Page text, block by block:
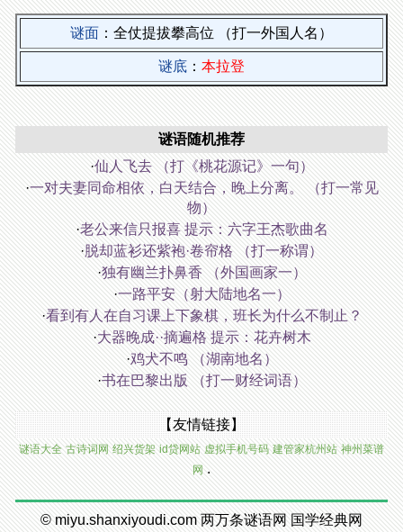
谜面 ：全仗提拔攀高位 （打一外国人名）
谜底 ： 本拉登
谜语随机推荐
·仙人飞去 （打《桃花源记》一句）
·一对夫妻同命相依，白天结合，晚上分离。 （打一常见
物）
·老公来信只报喜 提示：六字王杰歌曲名
·脱却蓝衫还紫袍·卷帘格 （打一称谓）
·独有幽兰扑鼻香 （外国画家一）
·一路平安（射大陆地名一）
·看到有人在自习课上下象棋，班长为什么不制止？
·大器晚成··摘遍格 提示：花卉树木
·鸡犬不鸣 （湖南地名）
·书在巴黎出版 （打一财经词语）
【友情链接】
谜语大全 古诗词网 绍兴货架 id贷网站 虚拟手机号码 建管家杭州站 神州菜谱
网 .
© miyu.shanxiyoudi.com 两万条谜语网 国学经典网